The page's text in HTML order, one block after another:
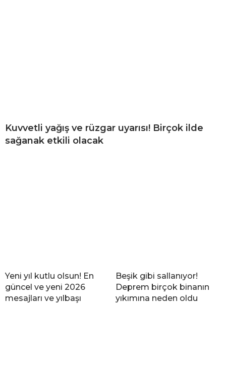
Kuvvetli yağış ve rüzgar uyarısı! Birçok ilde
sağanak etkili olacak
Yeni yıl kutlu olsun! En
güncel ve yeni 2026
mesajları ve yılbaşı
Beşik gibi sallanıyor!
Deprem birçok binanın
yıkımına neden oldu